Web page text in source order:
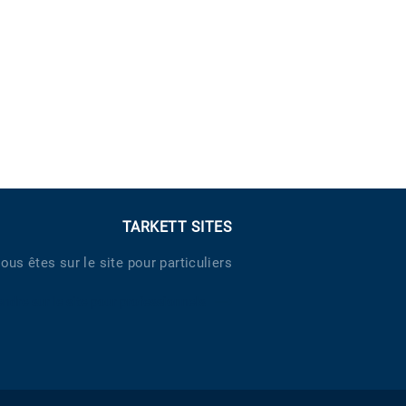
TARKETT SITES
êtes sur le site pour particuliers